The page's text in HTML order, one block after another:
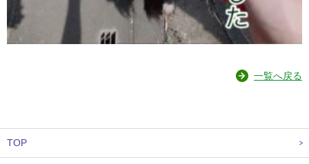
一覧へ戻る
TOP